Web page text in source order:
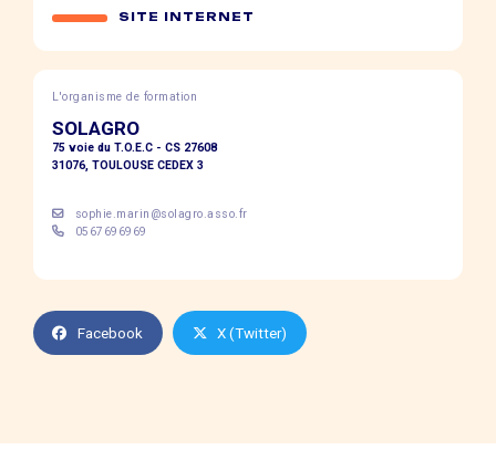
SITE INTERNET
L'organisme de formation
SOLAGRO
75 voie du T.O.E.C - CS 27608
31076, TOULOUSE CEDEX 3
sophie.marin@solagro.asso.fr
0567696969
Facebook X (Twitter)